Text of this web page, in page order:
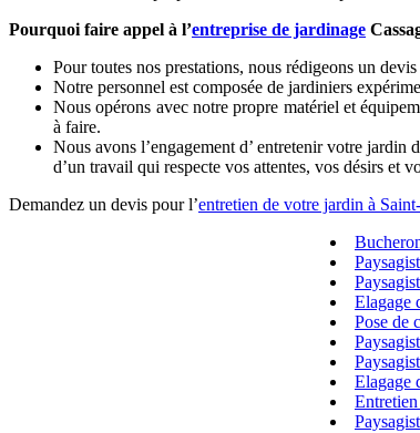
Pourquoi faire appel à l’entreprise de jardinage
Pour toutes nos prestations, nous rédigeons un
Notre personnel est composée de jardiniers
Nous opérons avec notre propre matériel et
à faire.
Nous avons l’engagement d’ entretenir votre
d’un travail qui respecte vos attentes, vos désirs et
Demandez un devis pour l’entretien de votre jardin à
Elagage
Pose de
Elagage